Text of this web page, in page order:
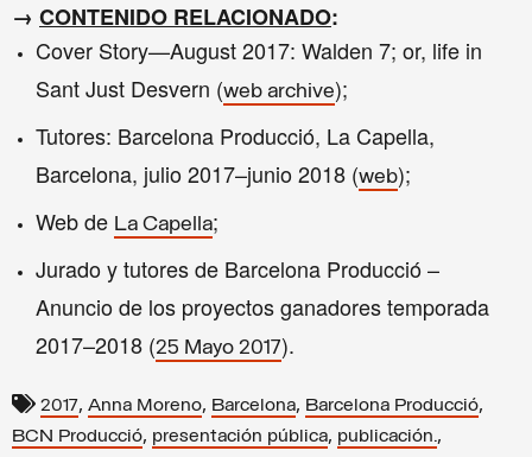
→ CONTENIDO RELACIONADO:
Cover Story—August 2017: Walden 7; or, life in
Sant Just Desvern (web archive);
Tutores: Barcelona Producció, La Capella,
Barcelona, julio 2017–junio 2018 (web);
Web de La Capella;
Jurado y tutores de Barcelona Producció –
Anuncio de los proyectos ganadores temporada
2017–2018 (25 Mayo 2017).
2017, Anna Moreno, Barcelona, Barcelona Producció,
BCN Producció, presentación pública, publicación.,